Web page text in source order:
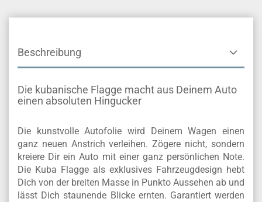
Beschreibung
Die kubanische Flagge macht aus Deinem Auto
einen absoluten Hingucker
Die kunstvolle Autofolie wird Deinem Wagen einen
ganz neuen Anstrich verleihen. Zögere nicht, sondern
kreiere Dir ein Auto mit einer ganz persönlichen Note.
Die Kuba Flagge als exklusives Fahrzeugdesign hebt
Dich von der breiten Masse in Punkto Aussehen ab und
lässt Dich staunende Blicke ernten. Garantiert werden